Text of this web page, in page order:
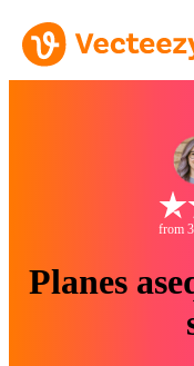
from
Planes